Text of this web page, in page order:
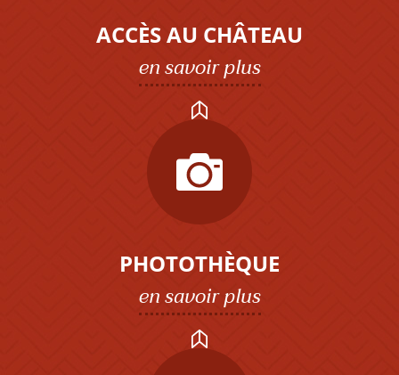
ACCÈS AU CHÂTEAU
en savoir plus
PHOTOTHÈQUE
en savoir plus